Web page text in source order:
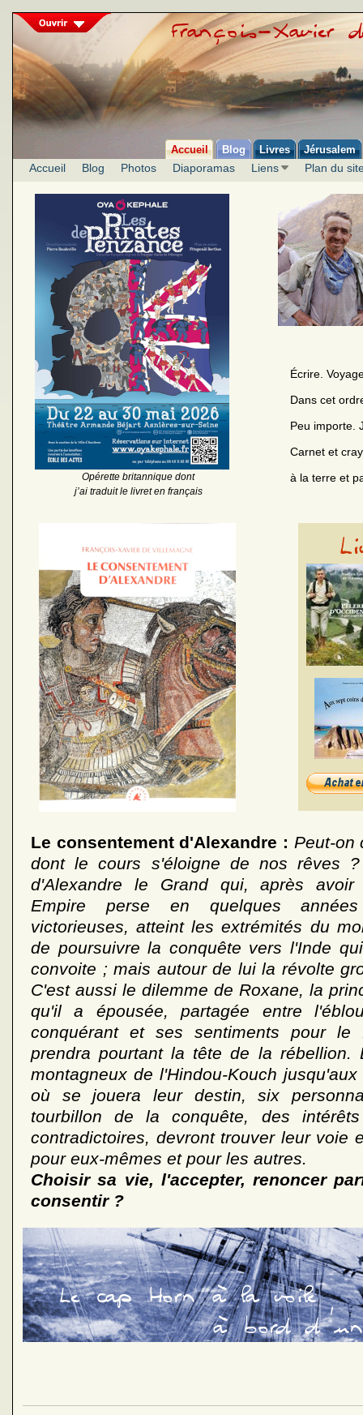
Accueil Blog Livres Jérusalem
Accueil Blog Photos Diaporamas Liens Plan du
Opérette britannique dont
j’ai traduit le livret en français
Écrire.
Dans cet
Peu importe.
Carnet et
à la terre et
Le consentement d'Alexandre : Peut-on
dont le cours s'éloigne de nos rêves
d'Alexandre le Grand qui, après avoir
Empire perse en quelques
victorieuses, atteint les extrémités du
de poursuivre la conquête vers l'Inde
convoite ; mais autour de lui la révolte
C'est aussi le dilemme de Roxane, la
qu'il a épousée, partagée entre
conquérant et ses sentiments pour le
prendra pourtant la tête de la rébellion.
montagneux de l'Hindou-Kouch
où se jouera leur destin, six
tourbillon de la conquête, des
contradictoires, devront trouver leur voie
pour eux-mêmes et pour les autres.
Choisir sa vie, l'accepter, renoncer
consentir ?